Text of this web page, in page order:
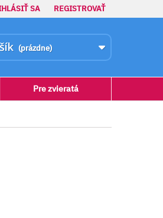
SA REGISTROVAŤ
(prázdne)
Pre zvieratá